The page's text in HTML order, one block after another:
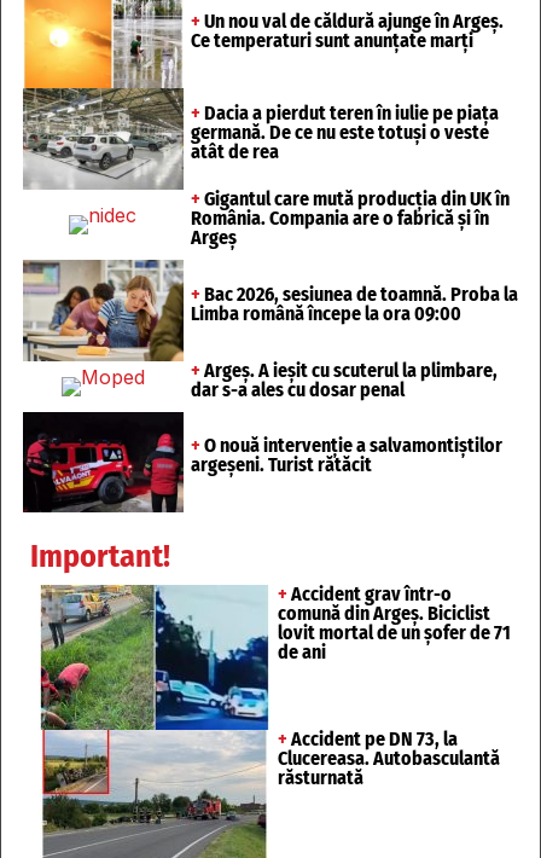
+ Un nou val de căldură ajunge în Argeș.
Ce temperaturi sunt anunțate marți
+ Dacia a pierdut teren în iulie pe piața
germană. De ce nu este totuși o veste
atât de rea
+ Gigantul care mută producția din UK în
România. Compania are o fabrică și în
Argeș
+ Bac 2026, sesiunea de toamnă. Proba la
Limba română începe la ora 09:00
+ Argeș. A ieșit cu scuterul la plimbare,
dar s-a ales cu dosar penal
+ O nouă intervenție a salvamontiștilor
argeșeni. Turist rătăcit
Important!
+ Accident grav într-o
comună din Argeș. Biciclist
lovit mortal de un șofer de 71
de ani
+ Accident pe DN 73, la
Clucereasa. Autobasculantă
răsturnată